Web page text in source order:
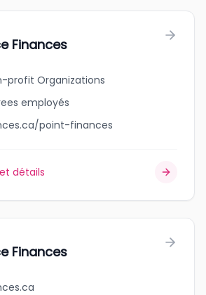
Finances
profit Organizations
employés
point-finances
détails
Finances